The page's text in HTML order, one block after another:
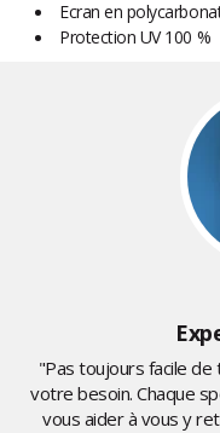
Ecran en
Protection UV 100 %
"Pas toujours facile
votre besoin. Chaque
vous aider à vous y